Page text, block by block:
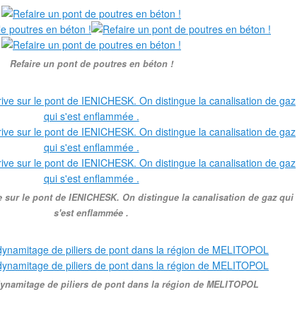
Refaire un pont de poutres en béton !
le pont de IENICHESK. On distingue la canalisation de gaz qui
s'est enflammée .
de piliers de pont dans la région de MELITOPOL